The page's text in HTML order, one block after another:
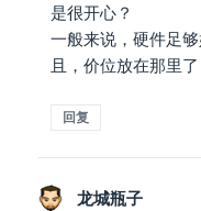
是很开心？
一般来说，硬件足
且，价位放在那里了
回复
龙城瓶子